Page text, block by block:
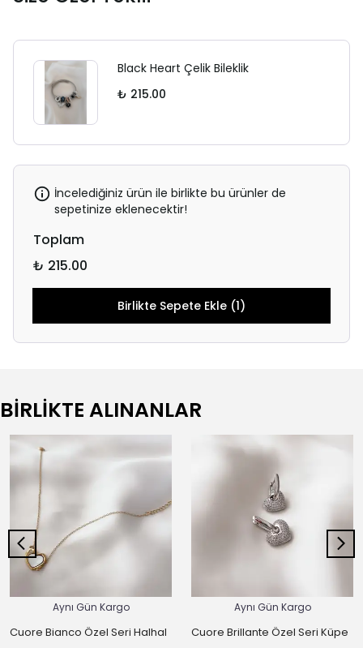
Black Heart Çelik Bileklik
₺ 215.00
İncelediğiniz ürün ile birlikte bu ürünler de
sepetinize eklenecektir!
Toplam
₺ 215.00
Birlikte Sepete Ekle (1)
BİRLİKTE ALINANLAR
Aynı Gün Kargo
Cuore Bianco Özel Seri Halhal
Aynı Gün Kargo
Cuore Brillante Özel Seri Küpe